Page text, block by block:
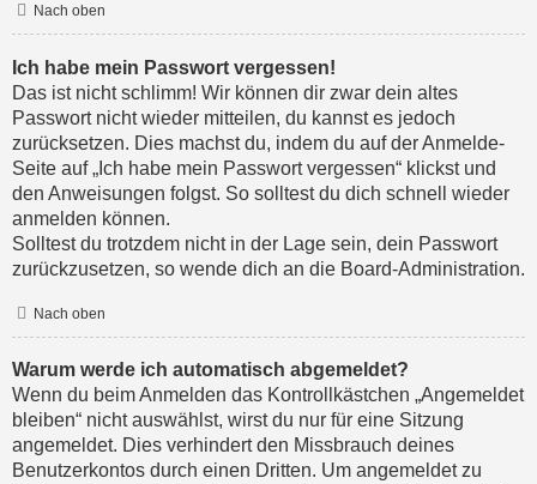
Nach oben
Ich habe mein Passwort vergessen!
Das ist nicht schlimm! Wir können dir zwar dein altes
Passwort nicht wieder mitteilen, du kannst es jedoch
zurücksetzen. Dies machst du, indem du auf der Anmelde-
Seite auf „Ich habe mein Passwort vergessen“ klickst und
den Anweisungen folgst. So solltest du dich schnell wieder
anmelden können.
Solltest du trotzdem nicht in der Lage sein, dein Passwort
zurückzusetzen, so wende dich an die Board-Administration.
Nach oben
Warum werde ich automatisch abgemeldet?
Wenn du beim Anmelden das Kontrollkästchen „Angemeldet
bleiben“ nicht auswählst, wirst du nur für eine Sitzung
angemeldet. Dies verhindert den Missbrauch deines
Benutzerkontos durch einen Dritten. Um angemeldet zu